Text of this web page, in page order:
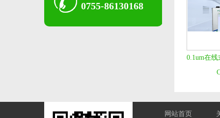
0755-86130168
0.1um在
网站首页